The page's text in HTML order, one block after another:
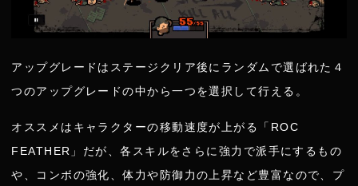
アップグレードはステージクリア後にランダムで選ばれた４
つのアップグレードの中から一つを選択して行える。
オススメはキャラクターの移動速度が上がる「ROC
FEATHER」だが、各スキルをさらに強力で派手にするもの
や、コンボの強化、体力や防御力の上昇など豊富なので、プ